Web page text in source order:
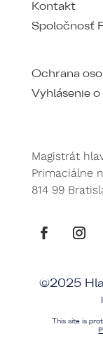
Kontakt
Spoločnosť
Ochrana
Vyhlásenie
Magistrát
Primaciálne
814 99
©2025
This site is